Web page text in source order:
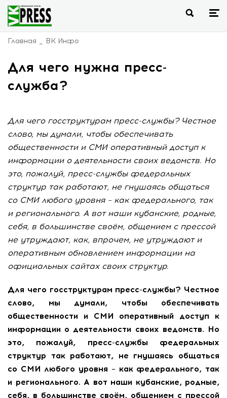
Главная ВК Инфо
Для чего нужна пресс-
служба?
Для чего госструктурам пресс-службы? Честное
слово, мы думали, чтобы обеспечивать
общественности и СМИ оперативный доступ к
информации о деятельности своих ведомств. Но
это, пожалуй, пресс-службы федеральных
структур так работают, не гнушаясь общаться
со СМИ любого уровня – как федерального, так
и регионального. А вот наши кубанские, родные,
себя, в большинстве своём, общением с прессой
не утруждают, как, впрочем, не утруждают и
оперативным обновлением информации на
официальных сайтах своих структур.
Для чего госструктурам пресс-службы? Честное
слово, мы думали, чтобы обеспечивать
общественности и СМИ оперативный доступ к
информации о деятельности своих ведомств. Но
это, пожалуй, пресс-службы федеральных
структур так работают, не гнушаясь общаться
со СМИ любого уровня – как федерального, так
и регионального. А вот наши кубанские, родные,
себя, в большинстве своём, общением с прессой